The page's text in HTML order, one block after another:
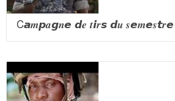
C𝙖𝒎𝙥𝒂𝙜𝒏𝙚 𝙙𝒆 𝒕𝙞𝒓𝙨 𝙙𝒖